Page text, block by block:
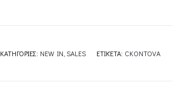
ΚΑΤΗΓΟΡΊΕΣ: NEW IN SALES ΕΤΙΚΈΤΑ: CKONTOVA